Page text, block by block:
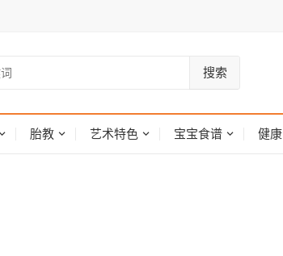
搜索
胎教 艺术特色 宝宝食谱 健康